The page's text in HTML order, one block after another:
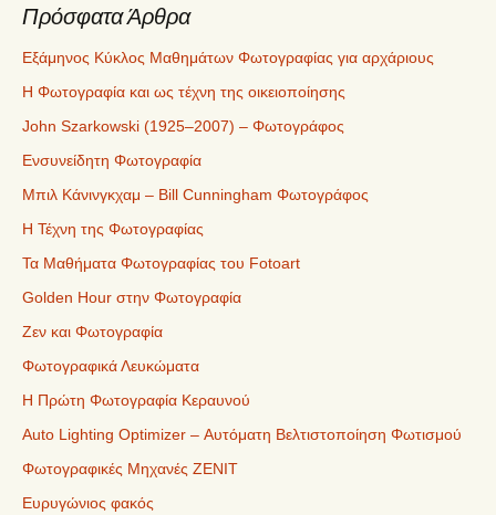
Πρόσφατα Άρθρα
Εξάμηνος Κύκλος Μαθημάτων Φωτογραφίας για αρχάριους
Η Φωτογραφία και ως τέχνη της οικειοποίησης
John Szarkowski (1925–2007) – Φωτογράφος
Ενσυνείδητη Φωτογραφία
Μπιλ Κάνινγκχαμ – Bill Cunningham Φωτογράφος
Η Τέχνη της Φωτογραφίας
Τα Μαθήματα Φωτογραφίας του Fotoart
Golden Hour στην Φωτογραφία
Ζεν και Φωτογραφία
Φωτογραφικά Λευκώματα
Η Πρώτη Φωτογραφία Κεραυνού
Auto Lighting Optimizer – Αυτόματη Βελτιστοποίηση Φωτισμού
Φωτογραφικές Μηχανές ZENIT
Ευρυγώνιος φακός